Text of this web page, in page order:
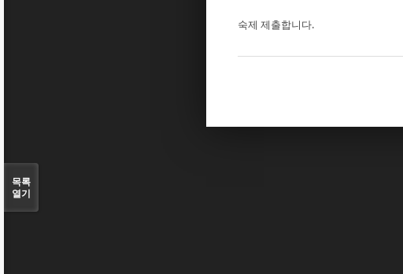
숙제 제출합니다.
목록
열기